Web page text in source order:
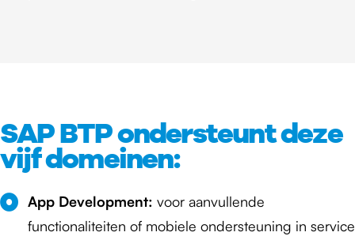
SAP BTP ondersteunt deze
vijf domeinen:
App Development: voor aanvullende
functionaliteiten of mobiele ondersteuning in service